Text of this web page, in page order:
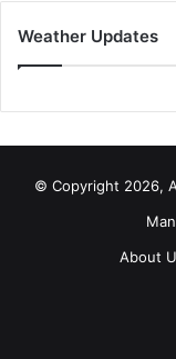
Weather Updates
© Copyright 2026,
About